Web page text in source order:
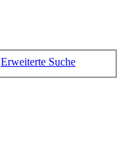
Erweiterte Suche